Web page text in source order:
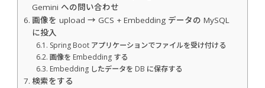
Gemini への問い合わせ
画像を upload → GCS + Embedding データの MySQL
に投入
Spring Boot アプリケーションでファイルを受け付ける
画像を Embedding する
Embedding したデータを DB に保存する
検索をする